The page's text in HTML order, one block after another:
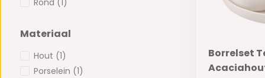
Rond (1)
Materiaal
Hout (1)
Porselein (1)
Borrelset